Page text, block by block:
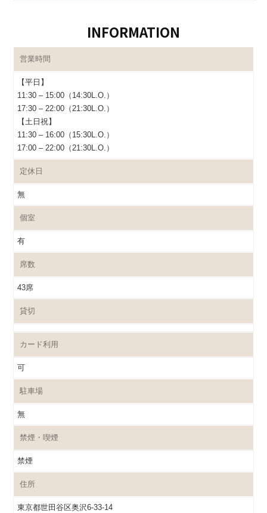
INFORMATION
営業時間
【平日】
11:30 – 15:00（14:30L.O.）
17:30 – 22:00（21:30L.O.）
【土日祝】
11:30 – 16:00（15:30L.O.）
17:00 – 22:00（21:30L.O.）
定休日
無
個室
有
席数
43席
貸切
カード利用
可
駐車場
無
禁煙・喫煙
禁煙
住所
東京都世田谷区奥沢6-33-14